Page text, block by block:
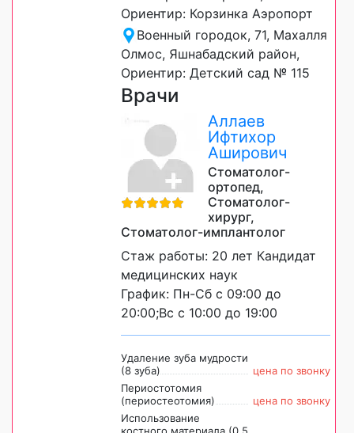
Ориентир: Корзинка Аэропорт
Военный городок, 71, Махалля
Олмос, Яшнабадский район,
Ориентир: Детский сад № 115
Врачи
Аллаев
Ифтихор
Аширович
Стоматолог-
ортопед,
Стоматолог-
хирург,
Стоматолог-имплантолог
Стаж работы: 20 лет Кандидат
медицинских наук
График: Пн-Сб с 09:00 до
20:00;Вс с 10:00 до 19:00
Удаление зуба мудрости
(8 зуба)
цена по звонку
Периостотомия
(периостеотомия)
цена по звонку
Использование
костного материала (0,5